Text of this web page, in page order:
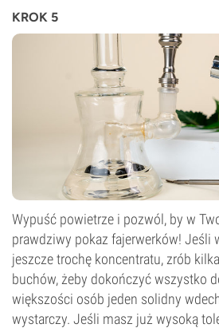
KROK 5
Wypuść powietrze i pozwól, by w
prawdziwy pokaz fajerwerków! Jeśli
jeszcze trochę koncentratu, zrób
buchów, żeby dokończyć wszystko
większości osób jeden solidny
wystarczy. Jeśli masz już wysoką